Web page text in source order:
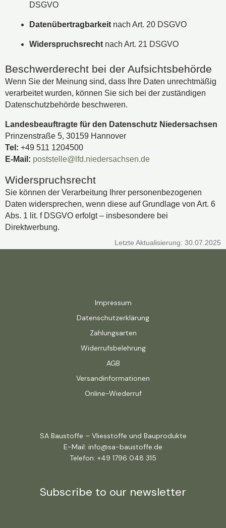
DSGVO
Datenübertragbarkeit nach Art. 20 DSGVO
Widerspruchsrecht nach Art. 21 DSGVO
Beschwerderecht bei der Aufsichtsbehörde
Wenn Sie der Meinung sind, dass Ihre Daten unrechtmäßig
verarbeitet wurden, können Sie sich bei der zuständigen
Datenschutzbehörde beschweren.
Landesbeauftragte für den Datenschutz Niedersachsen
Prinzenstraße 5, 30159 Hannover
Tel: +49 511 1204500
E-Mail: poststelle@lfd.niedersachsen.de
Widerspruchsrecht
Sie können der Verarbeitung Ihrer personenbezogenen
Daten widersprechen, wenn diese auf Grundlage von Art. 6
Abs. 1 lit. f DSGVO erfolgt – insbesondere bei
Direktwerbung.
Letzte Aktualisierung: 30.07.2025
Impressum
Datenschutzerklärung
Zahlungsarten
Widerrufsbelehrung
AGB
Versandinformationen
Online-Wiederruf
SA Baustoffe – Vliesstoffe und Bauprodukte
E-Mail: info@sa-baustoffe.de
Telefon: +49 1796 048 315
Subscribe to our newsletter